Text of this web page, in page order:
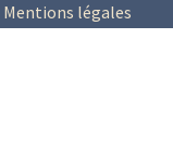
Mentions légales